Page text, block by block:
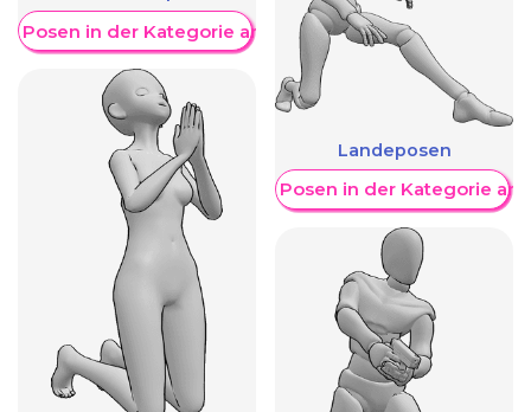
Posen in der Kategorie anzeigen
Landeposen
Weitere Posen in der Kategorie